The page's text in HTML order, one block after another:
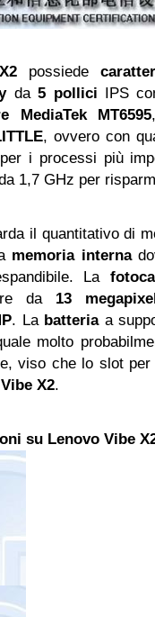
possiede
da5 pollici IPS
MediaTek MT6595
, ovvero con
i processi più
1,7 GHz per
il quantitativo di
memoria interna
La
da 13
. La batteriaa
molto
viso che lo slot
X2.
su Lenovo Vibe